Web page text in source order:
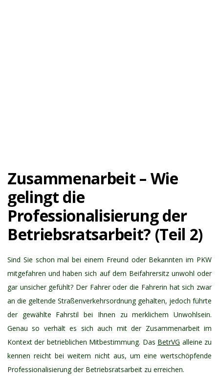
Zusammenarbeit – Wie
gelingt die
Professionalisierung der
Betriebsratsarbeit? (Teil 2)
Sind Sie schon mal bei einem Freund oder Bekannten im PKW
mitgefahren und haben sich auf dem Beifahrersitz unwohl oder
gar unsicher gefühlt? Der Fahrer oder die Fahrerin hat sich zwar
an die geltende Straßenverkehrsordnung gehalten, jedoch führte
der gewählte Fahrstil bei Ihnen zu merklichem Unwohlsein.
Genau so verhält es sich auch mit der Zusammenarbeit im
Kontext der betrieblichen Mitbestimmung. Das BetrVG alleine zu
kennen reicht bei weitem nicht aus, um eine wertschöpfende
Professionalisierung der Betriebsratsarbeit zu erreichen.